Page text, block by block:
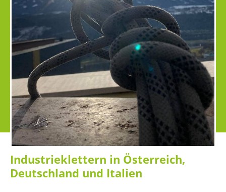
Industrieklettern in Österreich,
Deutschland und Italien